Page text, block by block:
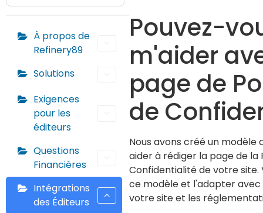
À propos de
Refinery89
Solutions
Exigences
pour les
éditeurs
Questions
Financières
Intégrations
des Éditeurs
Pouvez-
m'aider
page de
de
Nous avons créé un modèle
aider à rédiger la page de la
Confidentialité de votre site.
ce modèle et l'adapter
votre site et les